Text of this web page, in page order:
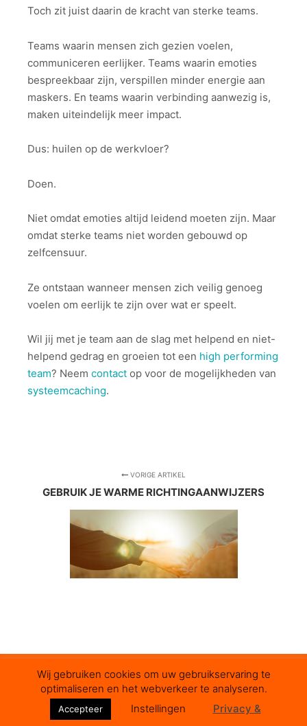
Toch zit juist daarin de kracht van sterke teams.
Teams waarin mensen zich gezien voelen,
communiceren eerlijker. Teams waarin emoties
bespreekbaar zijn, verspillen minder energie aan
maskers. En teams waarin verbinding aanwezig is,
maken uiteindelijk meer impact.
Dus: huilen op de werkvloer?
Doen.
Niet omdat emoties altijd leidend moeten zijn. Maar
omdat sterke teams niet worden gebouwd op
zelfcensuur.
Ze ontstaan wanneer mensen zich veilig genoeg
voelen om eerlijk te zijn over wat er speelt.
Wil jij met je team aan de slag met helpend en niet-
helpend gedrag en groeien tot een high performing
team? Neem contact op voor de mogelijkheden van
systeemcaching.
VORIGE ARTIKEL
GEBRUIK JE WARME RICHTINGAANWIJZERS
© 2023 - TEAM & More | KvK 64929248
Wij gebruiken cookies om uw gebruikservaring te
optimaliseren en het webverkeer te analyseren.
Accepteer Instellingen
Privacy &